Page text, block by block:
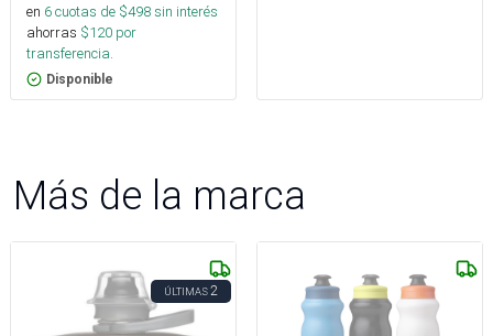
en 6cuotas de $498sin interés
ahorras $120 por
transferencia.
Disponible
Más de la marca
ÚLTIMAS2